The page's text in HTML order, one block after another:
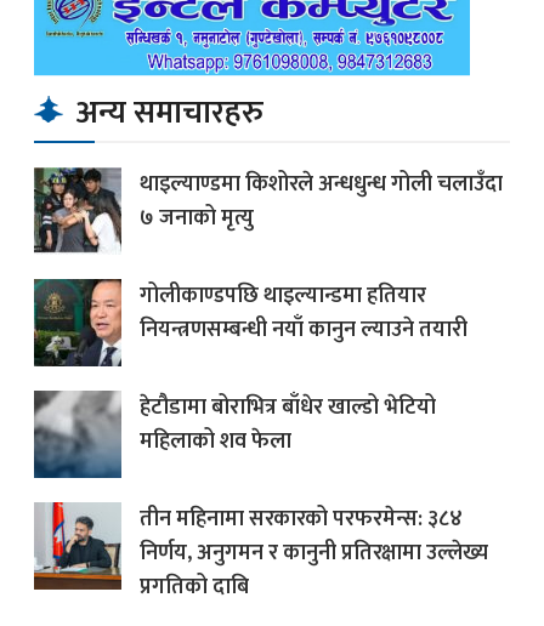
अन्य समाचारहरु
थाइल्याण्डमा किशोरले अन्धधुन्ध गोली चलाउँदा
७ जनाको मृत्यु
गोलीकाण्डपछि थाइल्यान्डमा हतियार
नियन्त्रणसम्बन्धी नयाँ कानुन ल्याउने तयारी
हेटौडामा बोराभित्र बाँधेर खाल्डो भेटियो
महिलाको शव फेला
तीन महिनामा सरकारको परफरमेन्स: ३८४
निर्णय, अनुगमन र कानुनी प्रतिरक्षामा उल्लेख्य
प्रगतिको दाबि